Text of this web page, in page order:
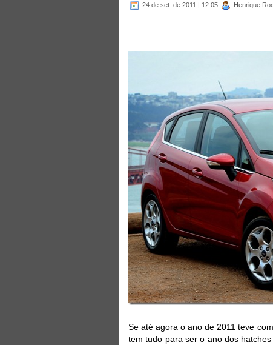
24 de set. de 2011 | 12:05 Henrique
Se até agora o ano de 2011 teve
tem tudo para ser o ano dos